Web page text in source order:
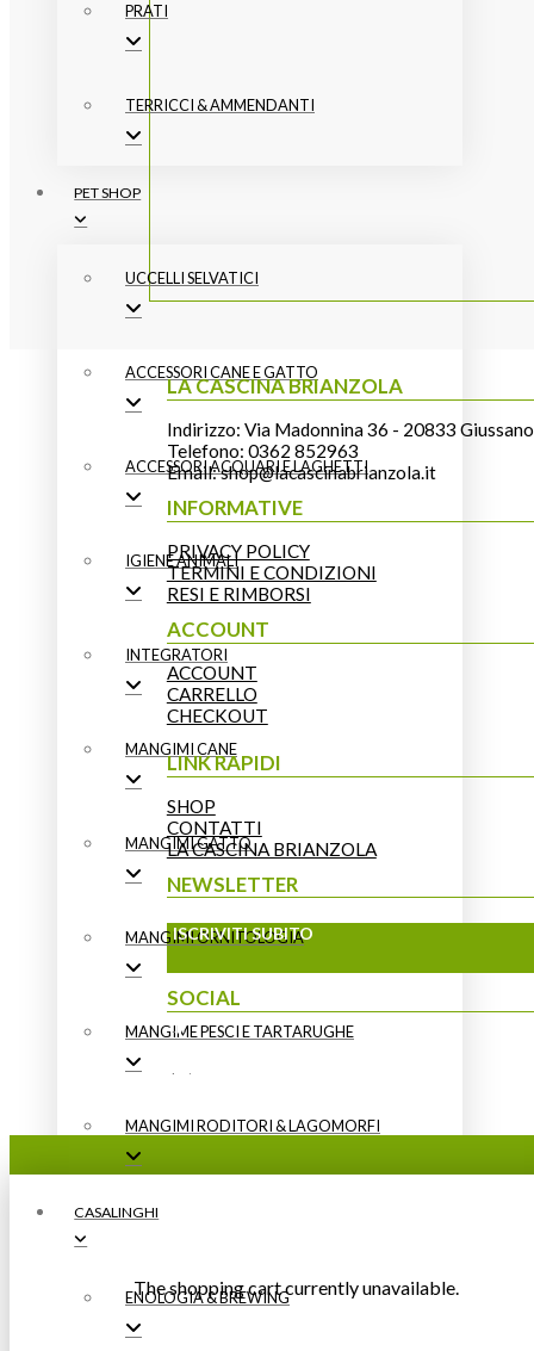
PRATI
TERRICCI & AMMENDANTI
PET SHOP
UCCELLI SELVATICI
ACCESSORI CANE E GATTO
ACCESSORI ACQUARI E LAGHETTI
IGIENE ANIMALI
INTEGRATORI
MANGIMI CANE
MANGIMI GATTO
MANGIMI ORNITOLOGIA
MANGIME PESCI E TARTARUGHE
MANGIMI RODITORI & LAGOMORFI
CASALINGHI
ENOLOGIA & BREWING
LA CASCINA BRIANZOLA
Indirizzo: Via Madonnina 36 - 20833
Telefono: 0362 852963
Email:shop@lacascinabrianzola.it
INFORMATIVE
PRIVACY POLICY
TERMINI E CONDIZIONI
RESI E RIMBORSI
ACCOUNT
ACCOUNT
CARRELLO
CHECKOUT
LINK RAPIDI
SHOP
CONTATTI
LA CASCINA BRIANZOLA
NEWSLETTER
ISCRIVITI SUBITO
SOCIAL
The shopping cart currently unavailable.